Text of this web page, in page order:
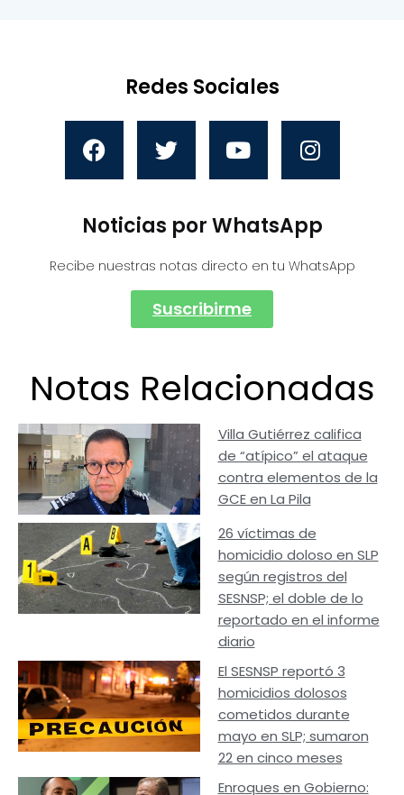
Redes Sociales
Noticias por WhatsApp
Recibe nuestras notas directo en tu WhatsApp
Suscribirme
Notas Relacionadas
Villa Gutiérrez califica
de “atípico” el ataque
contra elementos de la
GCE en La Pila
26 víctimas de
homicidio doloso en SLP
según registros del
SESNSP; el doble de lo
reportado en el informe
diario
El SESNSP reportó 3
homicidios dolosos
cometidos durante
mayo en SLP; sumaron
22 en cinco meses
Enroques en Gobierno: